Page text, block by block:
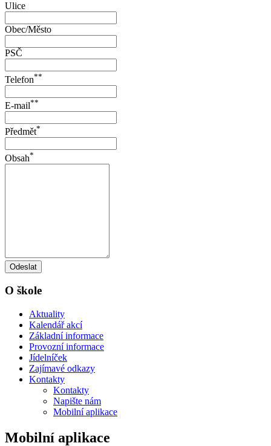
Ulice
Obec/Město
PSČ
Telefon**
E-mail**
Předmět*
Obsah*
Odeslat
O škole
Aktuality
Kalendář akcí
Základní informace
Provozní informace
Jídelníček
Zajímavé odkazy
Kontakty
Kontakty
Napište nám
Mobilní aplikace
Mobilní aplikace